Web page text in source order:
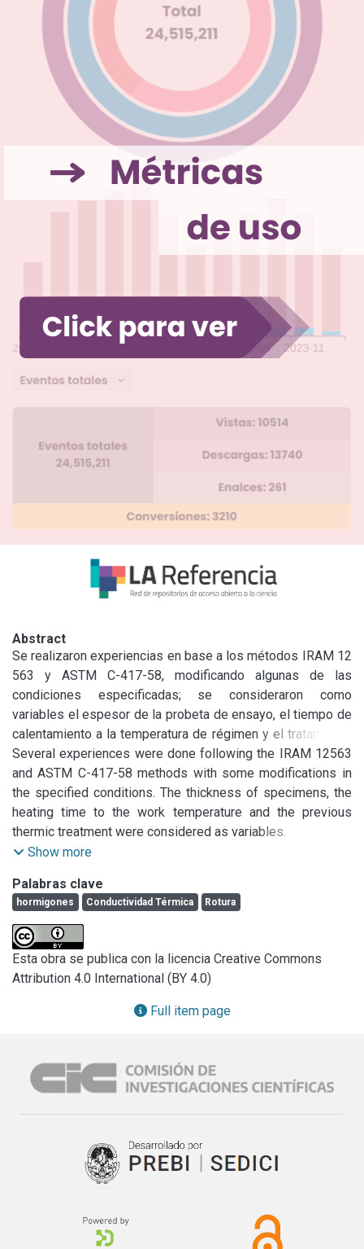
Abstract
Se realizaron experiencias en base a los métodos IRAM 12
563 y ASTM C-417-58, modificando algunas de las
condiciones especificadas; se consideraron como
variables el espesor de la probeta de ensayo, el tiempo de
calentamiento a la temperatura de régimen y el tratamiento
térmico previo de la probeta de ensayo•
Las muestras utilizadas son productos nacionales
proporcionados por los usuarios. Se pretende así
establecer las bases de futuras especificaciones relativas
a las características de conductividad térmica y de módulo
de rotura a la flexión, valores éstos no fijados en la
Several experiences were done following the IRAM 12563
and ASTM C-417-58 methods with some modifications in
the specified conditions. The thickness of specimens, the
heating time to the work temperature and the previous
thermic treatment were considered as variables.
The samples studied are argentine products. In this way we
connection with the characteristics of thermical conductivity
and point of breakage in flexion. These values have not
been established yet.
Show more
Palabras clave
hormigones Conductividad Térmica Rotura
Esta obra se publica con la licencia Creative Commons
Attribution 4.0 International (BY 4.0)
Full item page